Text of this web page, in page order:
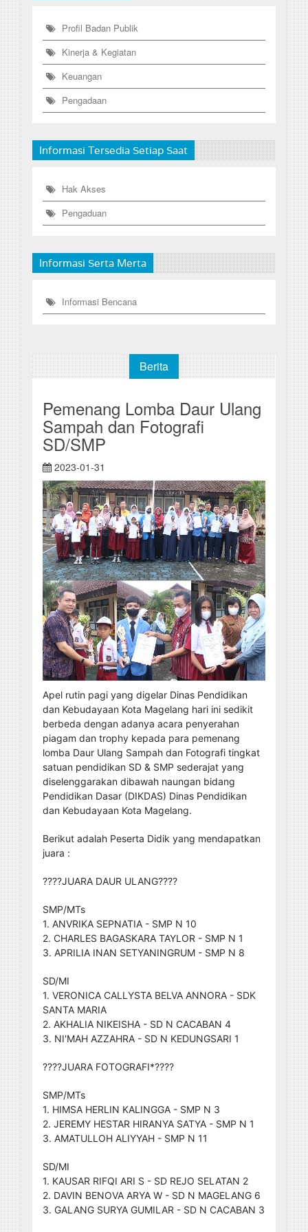
Profil Badan Publik
Kinerja & Kegiatan
Keuangan
Pengadaan
Informasi Tersedia Setiap Saat
Hak Akses
Pengaduan
Informasi Serta Merta
Informasi Bencana
Berita
Pemenang Lomba Daur Ulang
Sampah dan Fotografi
SD/SMP
2023-01-31
Apel rutin pagi yang digelar Dinas Pendidikan
dan Kebudayaan Kota Magelang hari ini sedikit
berbeda dengan adanya acara penyerahan
piagam dan trophy kepada para pemenang
lomba Daur Ulang Sampah dan Fotografi tingkat
satuan pendidikan SD & SMP sederajat yang
diselenggarakan dibawah naungan bidang
Pendidikan Dasar (DIKDAS) Dinas Pendidikan
dan Kebudayaan Kota Magelang.
Berikut adalah Peserta Didik yang mendapatkan
juara :
????JUARA DAUR ULANG????
SMP/MTs
1. ANVRIKA SEPNATIA - SMP N 10
2. CHARLES BAGASKARA TAYLOR - SMP N 1
3. APRILIA INAN SETYANINGRUM - SMP N 8
SD/MI
1. VERONICA CALLYSTA BELVA ANNORA - SDK
SANTA MARIA
2. AKHALIA NIKEISHA - SD N CACABAN 4
3. NI'MAH AZZAHRA - SD N KEDUNGSARI 1
????JUARA FOTOGRAFI*????
SMP/MTs
1. HIMSA HERLIN KALINGGA - SMP N 3
2. JEREMY HESTAR HIRANYA SATYA - SMP N 1
3. AMATULLOH ALIYYAH - SMP N 11
SD/MI
1. KAUSAR RIFQI ARI S - SD REJO SELATAN 2
2. DAVIN BENOVA ARYA W - SD N MAGELANG 6
3. GALANG SURYA GUMILAR - SD N CACABAN 3